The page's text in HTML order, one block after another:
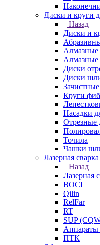
Диски и круги
Назад
Диски и
Алмазные
Алмазные
Диски
Диски
Круги
Насадки
Отрезные
Точила
Чашки
Лазерная сварка
Назад
Лазерная
BOCI
Qilin
RelFar
RT
SUP
Аппараты
ПТК